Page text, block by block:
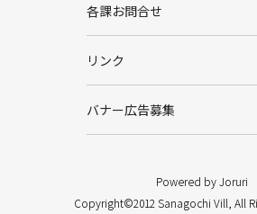
各課お問合せ
リンク
バナー広告募集
Powered by Joruri
Copyright©2012 Sanagochi Vill, All